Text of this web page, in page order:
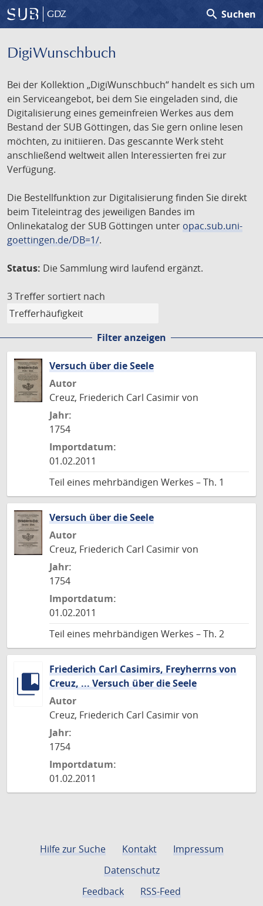
GDZ search Suchen
DigiWunschbuch
Bei der Kollektion „DigiWunschbuch“ handelt es sich um
ein Serviceangebot, bei dem Sie eingeladen sind, die
Digitalisierung eines gemeinfreien Werkes aus dem
Bestand der SUB Göttingen, das Sie gern online lesen
möchten, zu initiieren. Das gescannte Werk steht
anschließend weltweit allen Interessierten frei zur
Verfügung.
Die Bestellfunktion zur Digitalisierung finden Sie direkt
beim Titeleintrag des jeweiligen Bandes im
Onlinekatalog der SUB Göttingen unter opac.sub.uni-
goettingen.de/DB=1/.
Status: Die Sammlung wird laufend ergänzt.
3 Treffer sortiert nach
Filter anzeigen
Versuch über die Seele
Autor
Creuz, Friederich Carl Casimir von
Jahr:
1754
Importdatum:
01.02.2011
Teil eines mehrbändigen Werkes – Th. 1
Versuch über die Seele
Autor
Creuz, Friederich Carl Casimir von
Jahr:
1754
Importdatum:
01.02.2011
Teil eines mehrbändigen Werkes – Th. 2
Friederich Carl Casimirs, Freyherrns von
Creuz, ... Versuch über die Seele
Autor
Creuz, Friederich Carl Casimir von
Jahr:
1754
Importdatum:
01.02.2011
Hilfe zur Suche Kontakt
Impressum
Datenschutz
Feedback
RSS-Feed